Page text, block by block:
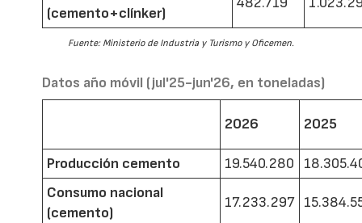
(cemento+clínker)
Fuente: Ministerio de Industria y Turismo y Oficemen.
Datos año móvil (jul'25-jun'26, en toneladas)
2026 2025
Producción cemento 19.540.280
Consumo nacional
(cemento)
17.233.297